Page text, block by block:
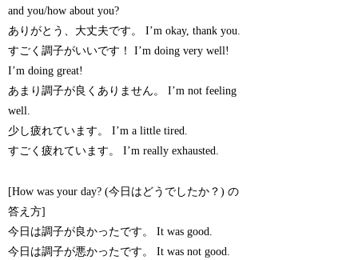
and you/how about you?
ありがとう、大丈夫です。 I’m okay, thank you.
すごく調子がいいです！ I’m doing very well!
I’m doing great!
あまり調子が良くありません。 I’m not feeling
well.
少し疲れています。 I’m a little tired.
すごく疲れています。 I’m really exhausted.
[How was your day? (今日はどうでしたか？) の
答え方]
今日は調子が良かったです。 It was good.
今日は調子が悪かったです。 It was not good.